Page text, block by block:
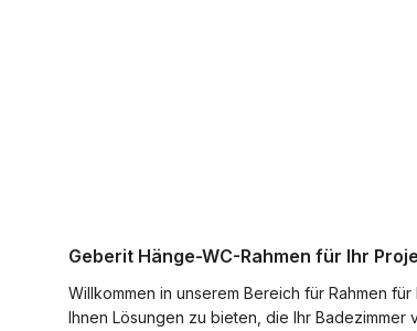
Geberit Hänge-WC-Rahmen für Ihr
Willkommen in unserem Bereich für Rahmen
Ihnen Lösungen zu bieten, die Ihr